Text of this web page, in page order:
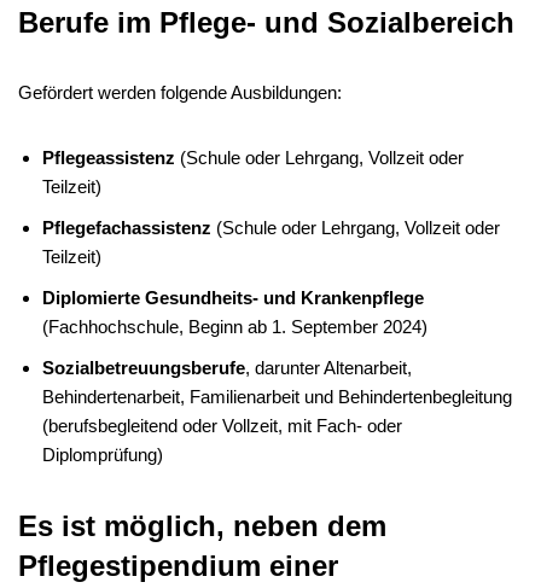
Berufe im Pflege- und Sozialbereich
Gefördert werden folgende Ausbildungen:
Pflegeassistenz (Schule oder Lehrgang, Vollzeit oder
Teilzeit)
Pflegefachassistenz (Schule oder Lehrgang, Vollzeit oder
Teilzeit)
Diplomierte Gesundheits- und Krankenpflege
(Fachhochschule, Beginn ab 1. September 2024)
Sozialbetreuungsberufe, darunter Altenarbeit,
Behindertenarbeit, Familienarbeit und Behindertenbegleitung
(berufsbegleitend oder Vollzeit, mit Fach- oder
Diplomprüfung)
Es ist möglich, neben dem
Pflegestipendium einer